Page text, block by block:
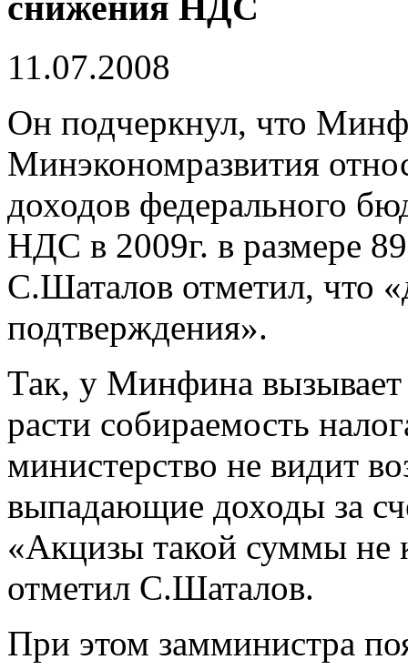
11.07.2008
Он подчеркнул, что
Минэкономразвития
доходов федерального
НДС в 2009г. в размере
С.Шаталов отметил, что
подтверждения».
Так, у Минфина вызывает
расти собираемость
министерство не видит
выпадающие доходы за
«Акцизы такой суммы не
отметил С.Шаталов.
При этом замминистра